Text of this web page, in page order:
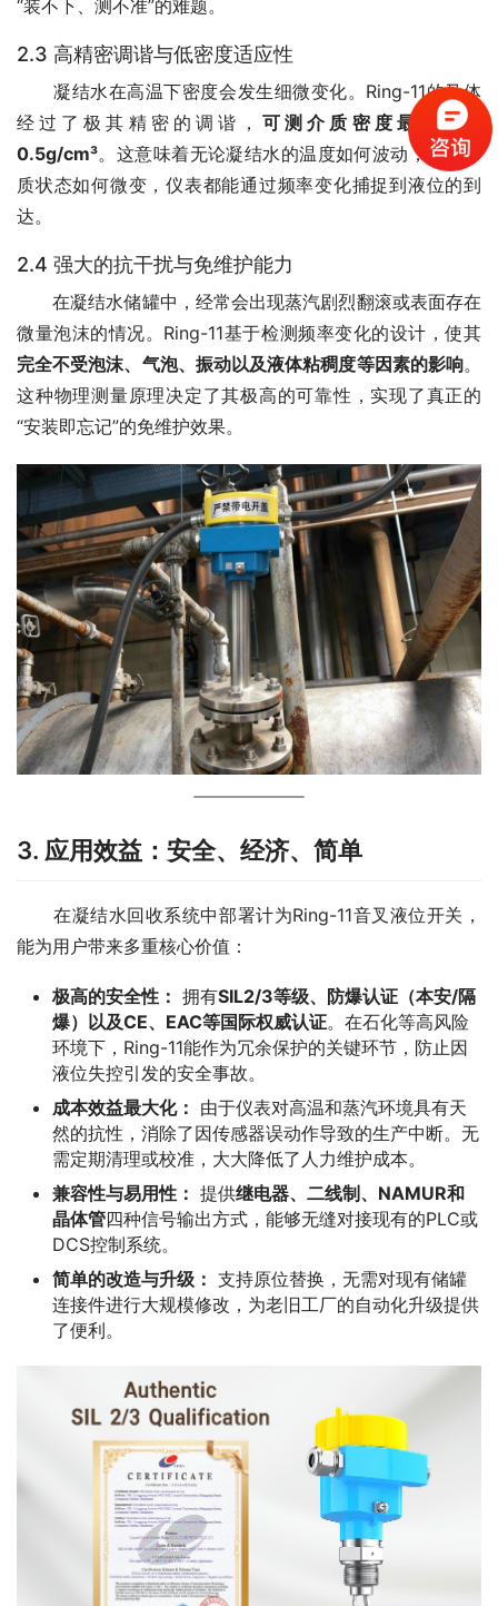
“装不下、测不准”的难题。
2.3 高精密调谐与低密度适应性
凝结水在高温下密度会发生细微变化。Ring-11的叉体
经过了极其精密的调谐，可测介质密度最小仅为
0.5g/cm³。这意味着无论凝结水的温度如何波动，或者介
质状态如何微变，仪表都能通过频率变化捕捉到液位的到
达。
2.4 强大的抗干扰与免维护能力
在凝结水储罐中，经常会出现蒸汽剧烈翻滚或表面存在
微量泡沫的情况。Ring-11基于检测频率变化的设计，使其
完全不受泡沫、气泡、振动以及液体粘稠度等因素的影响。
这种物理测量原理决定了其极高的可靠性，实现了真正的
“安装即忘记”的免维护效果。
3. 应用效益：安全、经济、简单
在凝结水回收系统中部署计为Ring-11音叉液位开关，
能为用户带来多重核心价值：
极高的安全性： 拥有SIL2/3等级、防爆认证（本安/隔
爆）以及CE、EAC等国际权威认证。在石化等高风险
环境下，Ring-11能作为冗余保护的关键环节，防止因
液位失控引发的安全事故。
成本效益最大化： 由于仪表对高温和蒸汽环境具有天
然的抗性，消除了因传感器误动作导致的生产中断。无
需定期清理或校准，大大降低了人力维护成本。
兼容性与易用性： 提供继电器、二线制、NAMUR和
晶体管四种信号输出方式，能够无缝对接现有的PLC或
DCS控制系统。
简单的改造与升级： 支持原位替换，无需对现有储罐
连接件进行大规模修改，为老旧工厂的自动化升级提供
了便利。